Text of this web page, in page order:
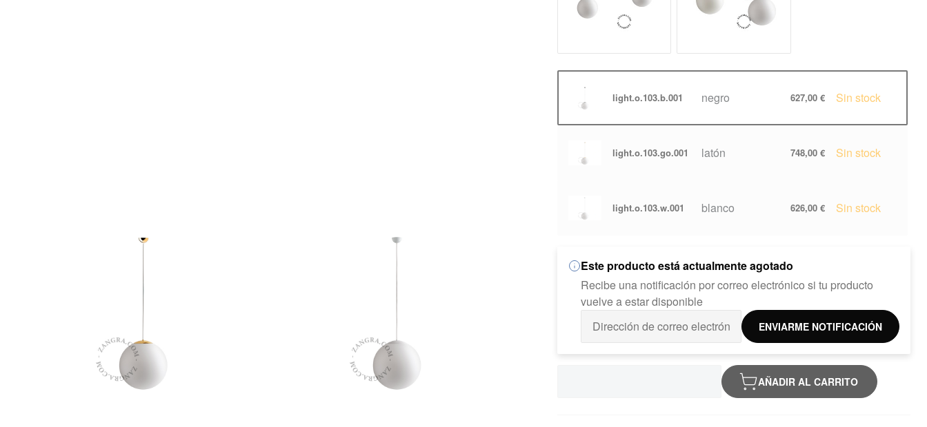
light.o.103.b.001 negro 627,00 € Sin stock
light.o.103.go.001 latón 748,00 € Sin stock
light.o.103.w.001 blanco 626,00 € Sin stock
Este producto está actualmente agotado
Recibe una notificación por correo electrónico si tu producto
vuelve a estar disponible
ENVIARME NOTIFICACIÓN
AÑADIR AL CARRITO